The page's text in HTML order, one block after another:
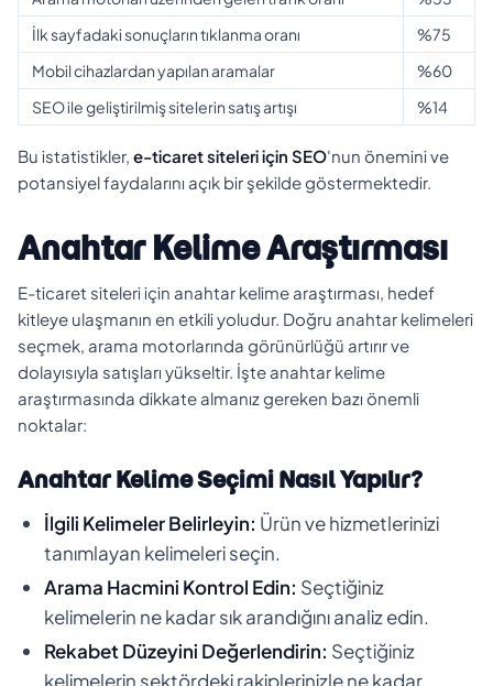
İlk sayfadaki sonuçların tıklanma oranı
%75
Mobil cihazlardan yapılan aramalar
%60
SEO ile geliştirilmiş sitelerin satış artışı
%14
Bu istatistikler, e-ticaret siteleri için SEO'nun önemini ve
potansiyel faydalarını açık bir şekilde göstermektedir.
Anahtar Kelime Araştırması
E-ticaret siteleri için anahtar kelime araştırması, hedef
kitleye ulaşmanın en etkili yoludur. Doğru anahtar kelimeleri
seçmek, arama motorlarında görünürlüğü artırır ve
dolayısıyla satışları yükseltir. İşte anahtar kelime
araştırmasında dikkate almanız gereken bazı önemli
noktalar:
Anahtar Kelime Seçimi Nasıl Yapılır?
İlgili Kelimeler Belirleyin: Ürün ve hizmetlerinizi
tanımlayan kelimeleri seçin.
Arama Hacmini Kontrol Edin: Seçtiğiniz
kelimelerin ne kadar sık arandığını analiz edin.
Rekabet Düzeyini Değerlendirin: Seçtiğiniz
kelimelerin sektördeki rakiplerinizle ne kadar